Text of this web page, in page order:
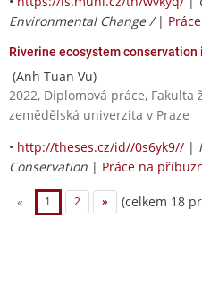
Environmental Change / |
Riverine ecosystem conservation
(Anh Tuan Vu)
2022, Diplomová práce,
zemědělská univerzita v Praze
• http://theses.cz/id//0s6yk9// |
Conservation | Práce na
« 1 2 » (celkem 18